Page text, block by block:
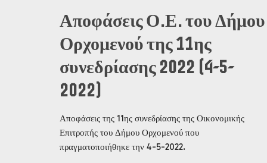
Αποφάσεις Ο.Ε. του Δήμου
Ορχομενού της 11ης
συνεδρίασης 2022 (4-5-
2022)
Αποφάσεις της 11ης συνεδρίασης της Οικονομικής
Επιτροπής του Δήμου Ορχομενού που
πραγματοποιήθηκε την 4-5-2022.